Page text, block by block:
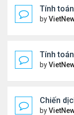
Tính
by
Tính
by
Chiến
by